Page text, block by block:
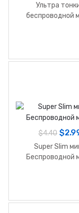
Ультра
беспроводной
$4.40 $
Super Slim
Беспроводной